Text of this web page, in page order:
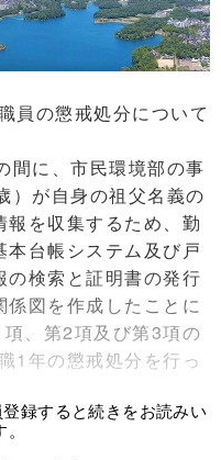
員の懲戒処分について
に、市民環境部の事
）が自身の祖父名義の
を収集するため、勤
台帳システム及び戸
検索と証明書の発行
図を作成したことに
、第2項及び第3項の
1年の懲戒処分を行っ
録すると続きをお読みい